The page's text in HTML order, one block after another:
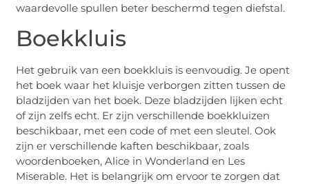
waardevolle spullen beter beschermd tegen diefstal.
Boekkluis
Het gebruik van een boekkluis is eenvoudig. Je opent
het boek waar het kluisje verborgen zitten tussen de
bladzijden van het boek. Deze bladzijden lijken echt
of zijn zelfs echt. Er zijn verschillende boekkluizen
beschikbaar, met een code of met een sleutel. Ook
zijn er verschillende kaften beschikbaar, zoals
woordenboeken, Alice in Wonderland en Les
Miserable. Het is belangrijk om ervoor te zorgen dat